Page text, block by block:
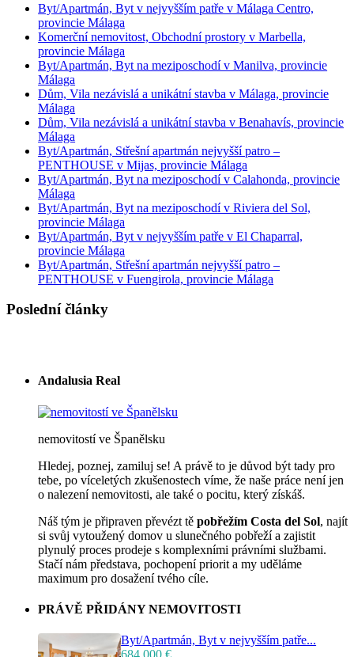
Byt/Apartmán, Byt v nejvyšším patře v Málaga Centro,
provincie Málaga
Komerční nemovitost, Obchodní prostory v Marbella,
provincie Málaga
Byt/Apartmán, Byt na meziposchodí v Manilva, provincie
Málaga
Dům, Vila nezávislá a unikátní stavba v Málaga, provincie
Málaga
Dům, Vila nezávislá a unikátní stavba v Benahavís, provincie
Málaga
Byt/Apartmán, Střešní apartmán nejvyšší patro –
PENTHOUSE v Mijas, provincie Málaga
Byt/Apartmán, Byt na meziposchodí v Calahonda, provincie
Málaga
Byt/Apartmán, Byt na meziposchodí v Riviera del Sol,
provincie Málaga
Byt/Apartmán, Byt v nejvyšším patře v El Chaparral,
provincie Málaga
Byt/Apartmán, Střešní apartmán nejvyšší patro –
PENTHOUSE v Fuengirola, provincie Málaga
Poslední články
Andalusia Real
nemovitostí ve Španělsku
Hledej, poznej, zamiluj se! A právě to je důvod být tady pro
tebe, po víceletých zkušenostech víme, že naše práce není jen
o nalezení nemovitosti, ale také o pocitu, který získáš.
Náš tým je připraven převézt těpobřežím Costa del Sol, najít
si svůj vytoužený domov u slunečného pobřeží a zajistit
plynulý proces prodeje s komplexními právními službami.
Stačí nám představa, pochopení priorit a my uděláme
maximum pro dosažení tvého cíle.
PRÁVĚ PŘIDÁNY NEMOVITOSTI
Byt/Apartmán, Byt v nejvyšším patře...